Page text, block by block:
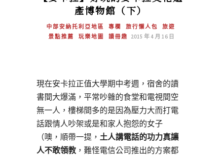
產博物館（下）
中部安納托利亞地區 專欄 旅行懶人包
旅遊
景點推薦
玩樂地圖 讀冊趣 2015 年 4 月 16 日
現在安卡拉正值大學期中考週，宿舍的讀
書間大爆滿，平常吵雜的食堂和電視間空
無一人，樓梯間多的是因為壓力大而打電
話跟情人吵架或是和家人抱怨的女子
（噢，順帶一提， 土人講電話的功力真讓
人不敢領教 ，難怪電信公司推出的方案都